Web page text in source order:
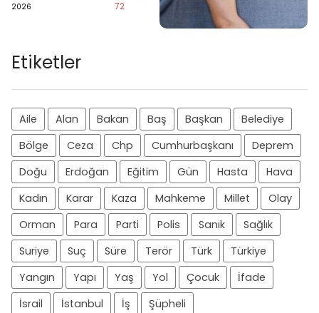
2026
72
Etiketler
Aile Alan Bakan Baş Başkan
Belediye
Bölge
Ceza Chp Cumhurbaşkanı
Deprem
Doğu
Erdoğan Eğitim Gün Hasta
Hava
Kadın
Karar Kaza Mahkeme Millet
Olay
Orman
Para Parti Polis Sanık
Sağlık
Suriye
Suç Süre Terör Türk
Türkiye
Yangın
Yapı Yaş Yol Çocuk
İfade
İsrail
İstanbul İş Şüpheli